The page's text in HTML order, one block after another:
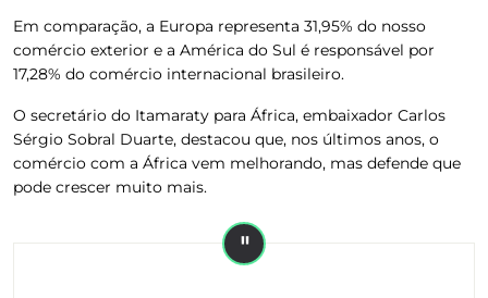
Em comparação, a Europa representa 31,95% do nosso
comércio exterior e a América do Sul é responsável por
17,28% do comércio internacional brasileiro.
O secretário do Itamaraty para África, embaixador Carlos
Sérgio Sobral Duarte, destacou que, nos últimos anos, o
comércio com a África vem melhorando, mas defende que
pode crescer muito mais.